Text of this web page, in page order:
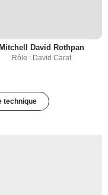
Mitchell David Rothpan
Rôle : David Carat
technique